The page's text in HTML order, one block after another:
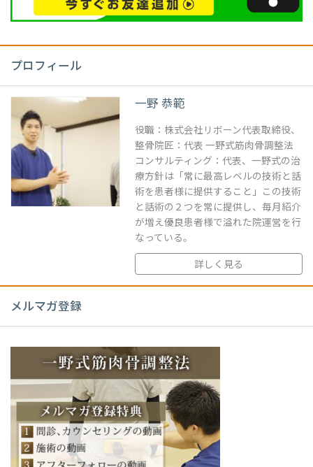
プロフィール
一野 恭範
役職：株式会社リボーン代表取締役、
整骨院匠：代表 一野式筋肉骨調整法
コンサルティング：代表、一野式の治
療方針は「常に最高レベルの技術と話
術を患者様に提供すること」この技術
と話術の２つを常に提供し、毎月紹介
が増え優良患者様で溢れた院運営を行
なっている。
詳しく見る
メルマガ登録